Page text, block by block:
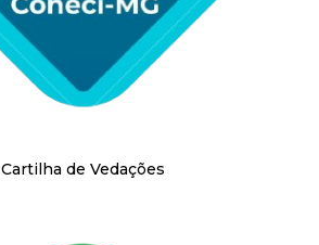
Cartilha de Vedações